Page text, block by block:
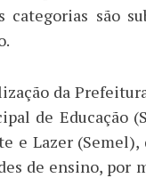
categorias são
da
de Educação
e Lazer
de ensino, por